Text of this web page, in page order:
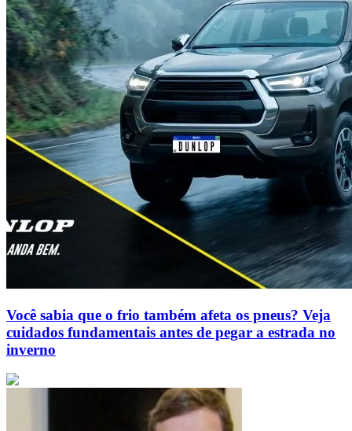
Você sabia que o frio também afeta os pneus? Veja
cuidados fundamentais antes de pegar a estrada no
inverno